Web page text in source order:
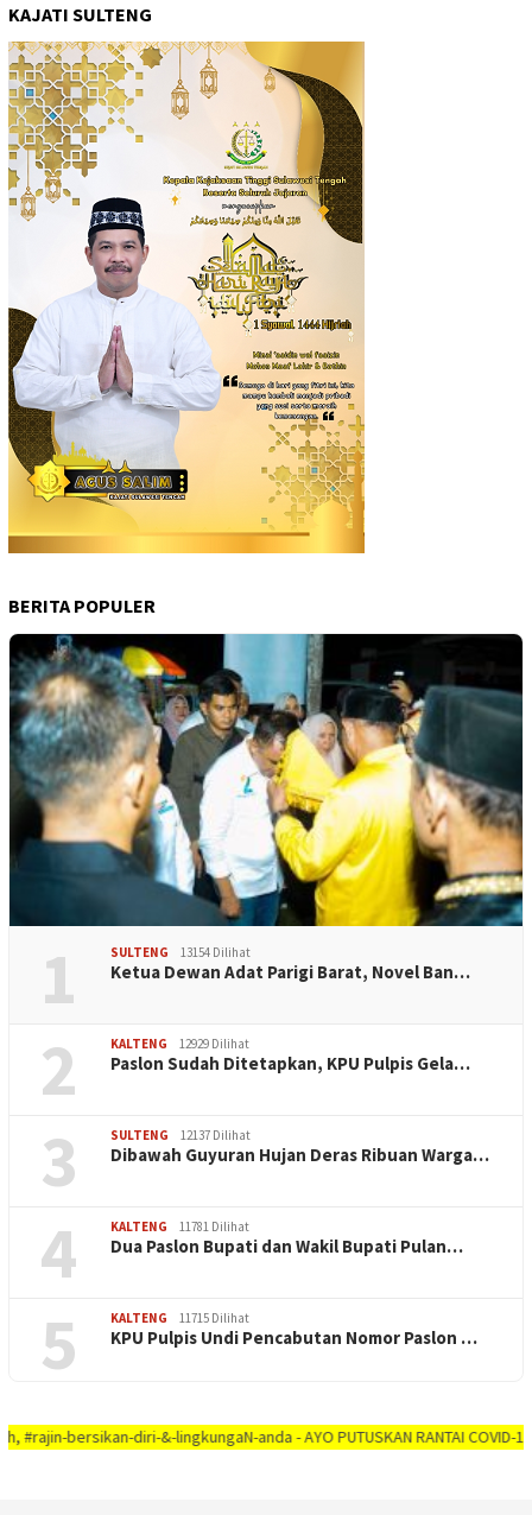
KAJATI SULTENG
BERITA POPULER
1 SULTENG 13154 Dilihat
Ketua Dewan Adat Parigi Barat, Novel Ban…
2 KALTENG 12929 Dilihat
Paslon Sudah Ditetapkan, KPU Pulpis Gela…
3 SULTENG 12137 Dilihat
Dibawah Guyuran Hujan Deras Ribuan Warga…
4 KALTENG 11781 Dilihat
Dua Paslon Bupati dan Wakil Bupati Pulan…
5 KALTENG 11715 Dilihat
KPU Pulpis Undi Pencabutan Nomor Paslon …
bersikan-diri-&-lingkungaN-anda - AYO PUTUSKAN RANTAI COVID-19